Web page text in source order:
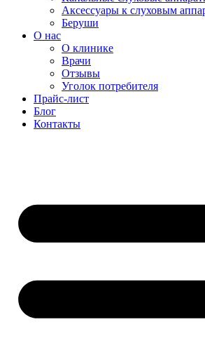
Аксессуары к слуховым
Беруши
О нас
О клинике
Врачи
Отзывы
Уголок потребителя
Прайс-лист
Блог
Контакты